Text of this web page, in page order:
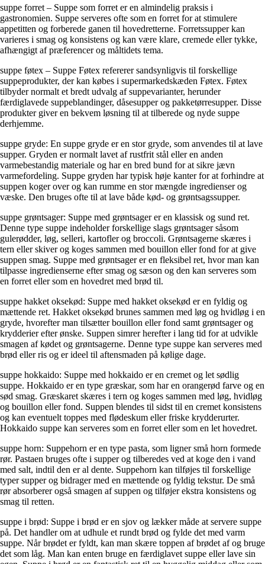
suppe forret – Suppe som forret er en almindelig praksis i
gastronomien. Suppe serveres ofte som en forret for at stimulere
appetitten og forberede ganen til hovedretterne. Forretssupper kan
varieres i smag og konsistens og kan være klare, cremede eller tykke,
afhængigt af præferencer og måltidets tema.
suppe føtex – Suppe Føtex refererer sandsynligvis til forskellige
suppeprodukter, der kan købes i supermarkedskæden Føtex. Føtex
tilbyder normalt et bredt udvalg af suppevarianter, herunder
færdiglavede suppeblandinger, dåsesupper og pakketørresupper. Disse
produkter giver en bekvem løsning til at tilberede og nyde suppe
derhjemme.
suppe gryde: En suppe gryde er en stor gryde, som anvendes til at lave
supper. Gryden er normalt lavet af rustfrit stål eller en anden
varmebestandig materiale og har en bred bund for at sikre jævn
varmefordeling. Suppe gryden har typisk høje kanter for at forhindre at
suppen koger over og kan rumme en stor mængde ingredienser og
væske. Den bruges ofte til at lave både kød- og grøntsagssupper.
suppe grøntsager: Suppe med grøntsager er en klassisk og sund ret.
Denne type suppe indeholder forskellige slags grøntsager såsom
gulerødder, løg, selleri, kartofler og broccoli. Grøntsagerne skæres i
tern eller skiver og koges sammen med bouillon eller fond for at give
suppen smag. Suppe med grøntsager er en fleksibel ret, hvor man kan
tilpasse ingredienserne efter smag og sæson og den kan serveres som
en forret eller som en hovedret med brød til.
suppe hakket oksekød: Suppe med hakket oksekød er en fyldig og
mættende ret. Hakket oksekød brunes sammen med løg og hvidløg i en
gryde, hvorefter man tilsætter bouillon eller fond samt grøntsager og
krydderier efter ønske. Suppen simrer herefter i lang tid for at udvikle
smagen af kødet og grøntsagerne. Denne type suppe kan serveres med
brød eller ris og er ideel til aftensmaden på kølige dage.
suppe hokkaido: Suppe med hokkaido er en cremet og let sødlig
suppe. Hokkaido er en type græskar, som har en orangerød farve og en
sød smag. Græskaret skæres i tern og koges sammen med løg, hvidløg
og bouillon eller fond. Suppen blendes til sidst til en cremet konsistens
og kan eventuelt toppes med flødeskum eller friske krydderurter.
Hokkaido suppe kan serveres som en forret eller som en let hovedret.
suppe horn: Suppehorn er en type pasta, som ligner små horn formede
rør. Pastaen bruges ofte i supper og tilberedes ved at koge den i vand
med salt, indtil den er al dente. Suppehorn kan tilføjes til forskellige
typer supper og bidrager med en mættende og fyldig tekstur. De små
rør absorberer også smagen af suppen og tilføjer ekstra konsistens og
smag til retten.
suppe i brød: Suppe i brød er en sjov og lækker måde at servere suppe
på. Det handler om at udhule et rundt brød og fylde det med varm
suppe. Når brødet er fyldt, kan man skære toppen af brødet af og bruge
det som låg. Man kan enten bruge en færdiglavet suppe eller lave sin